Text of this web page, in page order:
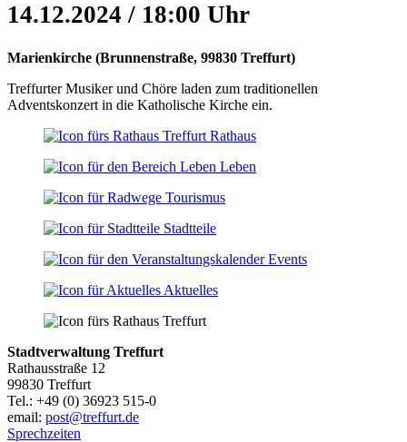
14.12.2024 / 18:00 Uhr
Marienkirche (Brunnenstraße, 99830 Treffurt)
Treffurter Musiker und Chöre laden zum traditionellen
Adventskonzert in die Katholische Kirche ein.
Rathaus
Leben
Tourismus
Stadtteile
Events
Aktuelles
Stadtverwaltung Treffurt
Rathausstraße 12
99830 Treffurt
Tel.: +49 (0) 36923 515-0
email: post@treffurt.de
Sprechzeiten